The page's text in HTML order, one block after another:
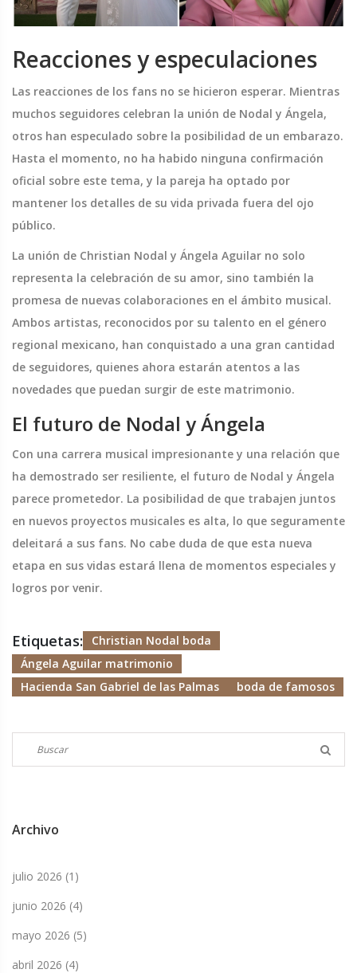
Reacciones y especulaciones
Las reacciones de los fans no se hicieron esperar. Mientras
muchos seguidores celebran la unión de Nodal y Ángela,
otros han especulado sobre la posibilidad de un embarazo.
Hasta el momento, no ha habido ninguna confirmación
oficial sobre este tema, y la pareja ha optado por
mantener los detalles de su vida privada fuera del ojo
público.
La unión de Christian Nodal y Ángela Aguilar no solo
representa la celebración de su amor, sino también la
promesa de nuevas colaboraciones en el ámbito musical.
Ambos artistas, reconocidos por su talento en el género
regional mexicano, han conquistado a una gran cantidad
de seguidores, quienes ahora estarán atentos a las
novedades que puedan surgir de este matrimonio.
El futuro de Nodal y Ángela
Con una carrera musical impresionante y una relación que
ha demostrado ser resiliente, el futuro de Nodal y Ángela
parece prometedor. La posibilidad de que trabajen juntos
en nuevos proyectos musicales es alta, lo que seguramente
deleitará a sus fans. No cabe duda de que esta nueva
etapa en sus vidas estará llena de momentos especiales y
logros por venir.
Etiquetas:
Christian Nodal boda
Ángela Aguilar matrimonio
Hacienda San Gabriel de las Palmas
boda de famosos
Archivo
julio 2026 (1)
junio 2026 (4)
mayo 2026 (5)
abril 2026 (4)